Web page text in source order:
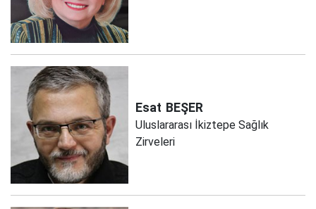
Esat BEŞER
Uluslararası İkiztepe Sağlık
Zirveleri